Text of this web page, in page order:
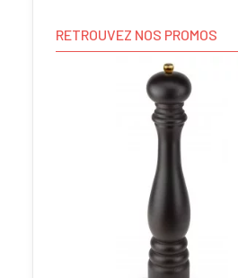
RETROUVEZ NOS PROMOS